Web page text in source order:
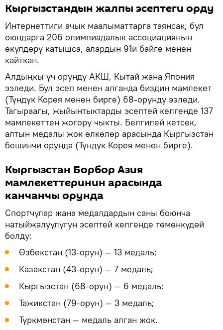
Кыргызстандын жалпы эсептеги орду
Интернеттиги ачык маалыматтарга таянсак, бул
оюндарга 206 олимпиадалык ассоциациянын
өкүлдөрү катышса, алардын 91и байге менен
кайткан.
Алдыңкы үч орунду АКШ, Кытай жана Япония
ээледи. Бул эсеп менен алганда биздин мамлекет
(Түндүк Корея менен бирге) 68-орунду ээледи.
Тагыраагы, жыйынтыктарды эсептей келгенде 137
мамлекеттен жогору чыкты. Белгилей кетсек,
алтын медалы жок өлкөлөр арасында Кыргызстан
бешинчи орунда (Түндүк Корея менен бирге).
Кыргызстан Борбор Азия
мамлекеттеринин арасында
канчанчы орунда
Спортчулар жана медалдардын саны боюнча
натыйжалуулугун эсептей келгенде төмөнкүдөй
болду:
Өзбекстан (13-орун) — 13 медаль;
Казакстан (43-орун) — 7 медаль;
Кыргызстан (68-орун) — 6 медаль;
Тажикстан (79-орун) — 3 медаль;
Түркмөнстан — медаль алган жок.